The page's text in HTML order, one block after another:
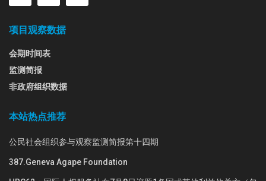
项目观察数据
会期时间表
监测简报
非政府组织数据
本站热点推荐
公民社会组织参与观察监测简报第十四期
387.Geneva Agape Foundation